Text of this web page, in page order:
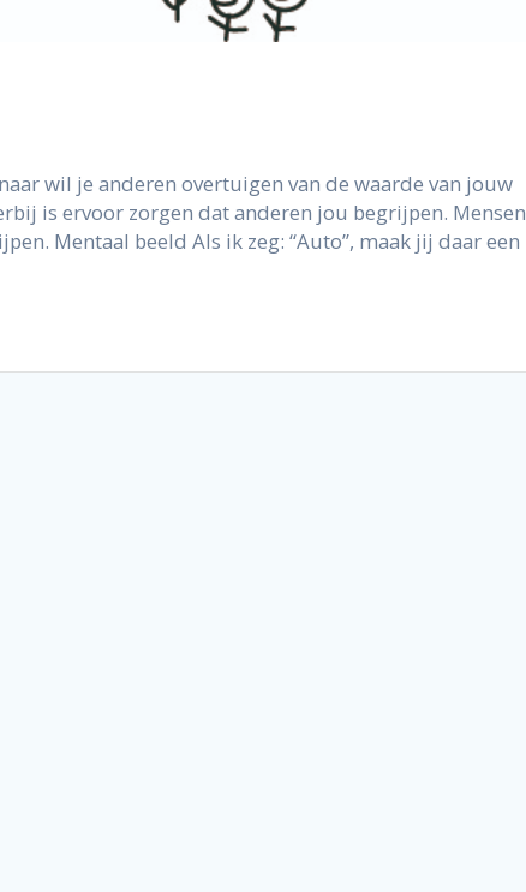
wil je anderen overtuigen van de waarde van jouw
is ervoor zorgen dat anderen jou begrijpen. Mensen
Mentaal beeld Als ik zeg: “Auto”, maak jij daar een